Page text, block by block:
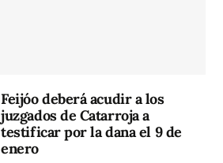
Feijóo deberá acudir a los
juzgados de Catarroja a
testificar por la dana el 9 de
enero